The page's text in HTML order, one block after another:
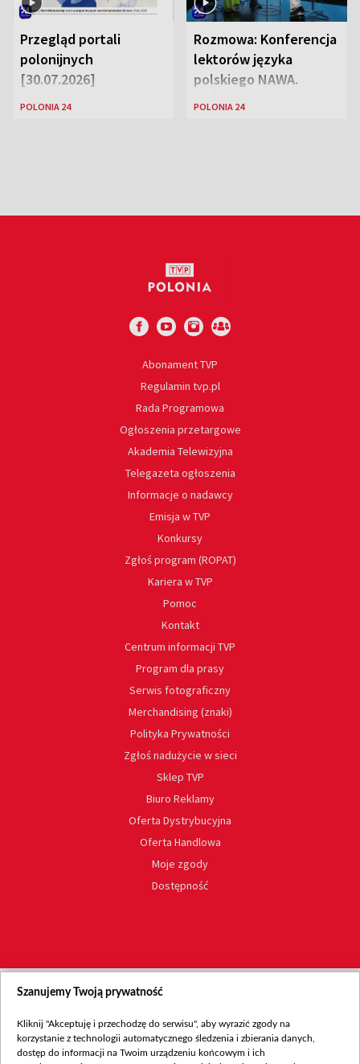
Przegląd portali
polonijnych
[30.07.2026]
POLONIA 24
Rozmowa: Konferencja
lektorów języka
polskiego NAWA.
POLONIA 24
Abonament TVP
Regulamin tvp.pl
Rada Programowa
Ogłoszenia przetargowe
Akademia Telewizyjna
Telegazeta ogłoszenia
Informacje o nadawcy
Emisja w TVP
Konkursy
Zgłoś program (ROPAT)
Kariera w TVP
Pomoc
Kontakt
Centrum informacji TVP
Program dla prasy
Serwis fotograficzny
Merchandising (znaki)
Polityka Prywatności
Zgłoś nadużycie w sieci
Sklep TVP
Biuro Reklamy
Oferta Dystrybucyjna
Oferta Handlowa
Moje zgody
Dostępność
Szanujemy Twoją prywatność
Kliknij "Akceptuję i przechodzę do serwisu", aby wyrazić zgody na
korzystanie z technologii automatycznego śledzenia i zbierania danych,
dostęp do informacji na Twoim urządzeniu końcowym i ich